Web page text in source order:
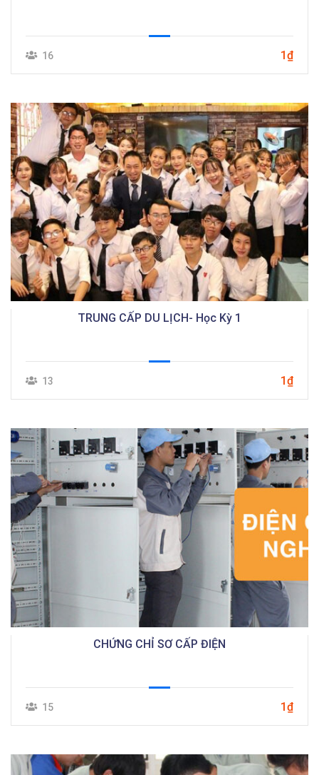
16 1₫
TRUNG CẤP DU LỊCH- Học Kỳ 1
13 1₫
CHỨNG CHỈ SƠ CẤP ĐIỆN
15 1₫